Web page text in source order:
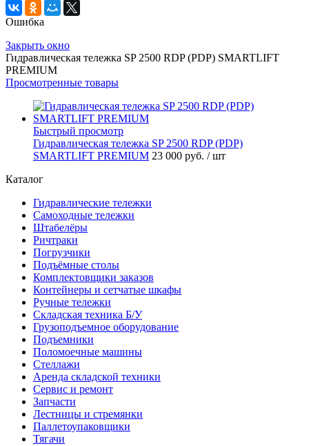
Ошибка
Закрыть окно
Гидравлическая тележка SP 2500 RDP (PDP) SMARTLIFT
PREMIUM
Просмотренные товары
Быстрый просмотр
Гидравлическая тележка SP 2500 RDP (PDP)
SMARTLIFT PREMIUM 23 000 руб. / шт
Каталог
Гидравлические тележки
Самоходные тележки
Штабелёры
Ричтраки
Погрузчики
Подъёмные столы
Комплектовщики заказов
Контейнеры и сетчатые шкафы
Ручные тележки
Складская техника Б/У
Грузоподъемное оборудование
Подъемники
Поломоечные машины
Стеллажи
Аренда складской техники
Сервис и ремонт
Запчасти
Лестницы и стремянки
Паллетоупаковщики
Тягачи